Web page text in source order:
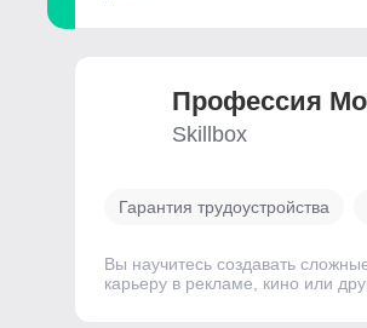
Профессия
Skillbox
Гарантия трудоустройства
Вы научитесь создавать
карьеру в рекламе, кино или